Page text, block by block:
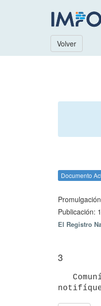
Volver
Documento
Publicación:
El Registro
3